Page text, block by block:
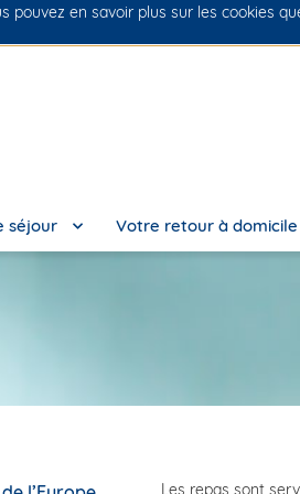
séjour Votre retour à domicile
Les repas sont
pouvez en savoir plus sur les cookies